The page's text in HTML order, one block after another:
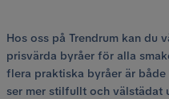
Hos oss på Trendrum kan du
prisvärda byråer för alla
flera praktiska byråer är
ser mer stilfullt och välstädat